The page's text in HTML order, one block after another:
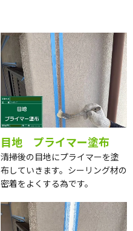
目地 プライマー塗布
清掃後の目地にプライマーを塗
布していきます。シーリング材の
密着をよくする為です。